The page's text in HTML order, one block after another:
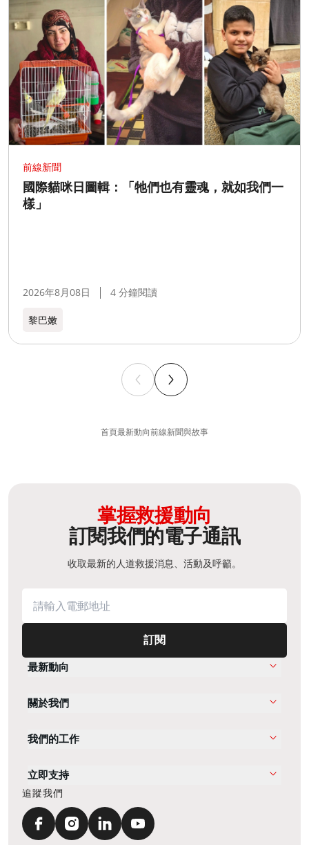
前線新聞
國際貓咪日圖輯：「牠們也有靈魂，就如我們一
樣」
2026年8月08日 4 分鐘閱讀
黎巴嫩​
首頁最新動向前線新聞與故事
掌握救援動向
訂閱我們的電子通訊
收取最新的人道救援消息、活動及呼籲。
訂閱
最新動向
關於我們
我們的工作
立即支持
追蹤我們